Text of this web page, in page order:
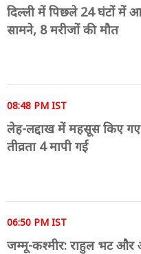
दिल्ली में पिछले 24 घंटों में
सामने, 8 मरीजों की मौत
08:48 PM IST
लेह-लद्दाख में महसूस किए
तीव्रता 4 मापी गई
06:50 PM IST
जम्मू-कश्मीर: राहुल भट और